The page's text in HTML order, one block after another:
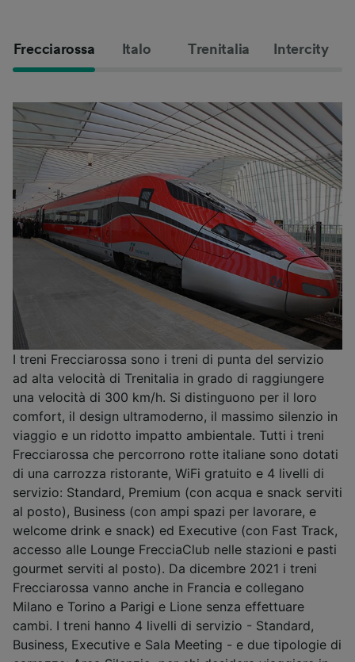
Frecciarossa Italo Trenitalia Intercity
I treni Frecciarossa sono i treni di punta del servizio
ad alta velocità di Trenitalia in grado di raggiungere
una velocità di 300 km/h. Si distinguono per il loro
comfort, il design ultramoderno, il massimo silenzio in
viaggio e un ridotto impatto ambientale. Tutti i treni
Frecciarossa che percorrono rotte italiane sono dotati
di una carrozza ristorante, WiFi gratuito e 4 livelli di
servizio: Standard, Premium (con acqua e snack serviti
al posto), Business (con ampi spazi per lavorare, e
welcome drink e snack) ed Executive (con Fast Track,
accesso alle Lounge FrecciaClub nelle stazioni e pasti
gourmet serviti al posto). Da dicembre 2021 i treni
Frecciarossa vanno anche in Francia e collegano
Milano e Torino a Parigi e Lione senza effettuare
cambi. I treni hanno 4 livelli di servizio - Standard,
Business, Executive e Sala Meeting - e due tipologie di